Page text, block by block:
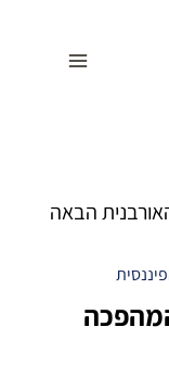
Menu
האורבנית הבאה
המהפכה